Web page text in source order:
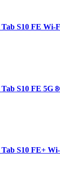
S10 FE Wi-
S10 FE 5G
S10 FE+